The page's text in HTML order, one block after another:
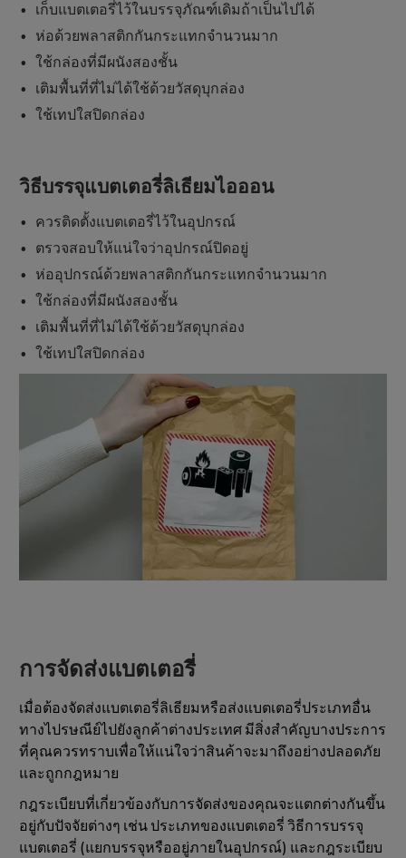
เก็บแบตเตอรี่ไว้ในบรรจุภัณฑ์เดิมถ้าเป็นไปได้
ห่อด้วยพลาสติกกันกระแทกจำนวนมาก
ใช้กล่องที่มีผนังสองชั้น
เติมพื้นที่ที่ไม่ได้ใช้ด้วยวัสดุบุกล่อง
ใช้เทปใสปิดกล่อง
วิธีบรรจุแบตเตอรี่ลิเธียมไอออน
ควรติดตั้งแบตเตอรี่ไว้ในอุปกรณ์
ตรวจสอบให้แน่ใจว่าอุปกรณ์ปิดอยู่
ห่ออุปกรณ์ด้วยพลาสติกกันกระแทกจำนวนมาก
ใช้กล่องที่มีผนังสองชั้น
เติมพื้นที่ที่ไม่ได้ใช้ด้วยวัสดุบุกล่อง
ใช้เทปใสปิดกล่อง
การจัดส่งแบตเตอรี่
เมื่อต้องจัดส่งแบตเตอรี่ลิเธียมหรือส่งแบตเตอรี่ประเภทอื่น
ทางไปรษณีย์ไปยังลูกค้าต่างประเทศ มีสิ่งสำคัญบางประการ
ที่คุณควรทราบเพื่อให้แน่ใจว่าสินค้าจะมาถึงอย่างปลอดภัย
และถูกกฎหมาย
กฎระเบียบที่เกี่ยวข้องกับการจัดส่งของคุณจะแตกต่างกันขึ้น
อยู่กับปัจจัยต่างๆ เช่น ประเภทของแบตเตอรี่ วิธีการบรรจุ
แบตเตอรี่ (แยกบรรจุหรืออยู่ภายในอุปกรณ์) และกฎระเบียบ